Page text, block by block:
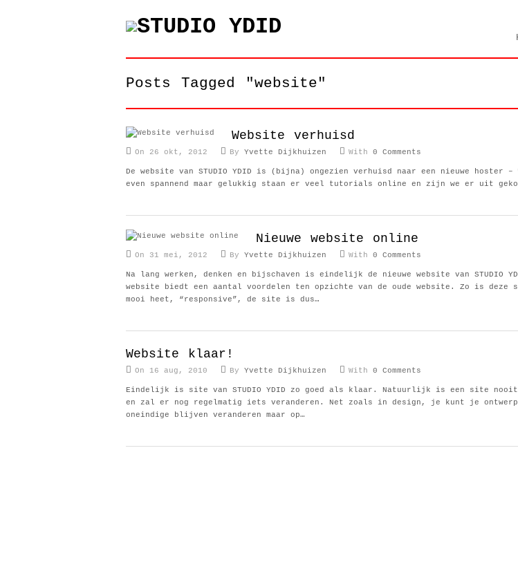
Posts Tagged "website"
Website verhuisd
On 26 okt, 2012 By Yvette Dijkhuizen With 0 Comments
De website van STUDIO YDID is (bijna) ongezien verhuisd naar een nieuwe hoster –
even spannend maar gelukkig staan er veel tutorials online en zijn we er uit
Nieuwe website online
On 31 mei, 2012 By Yvette Dijkhuizen With 0 Comments
Na lang werken, denken en bijschaven is eindelijk de nieuwe website van STUDIO
website biedt een aantal voordelen ten opzichte van de oude website. Zo is
mooi heet, “responsive”, de site is dus…
Website klaar!
On 16 aug, 2010 By Yvette Dijkhuizen With 0 Comments
Eindelijk is site van STUDIO YDID zo goed als klaar. Natuurlijk is een site nooit
en zal er nog regelmatig iets veranderen. Net zoals in design, je kunt je
oneindige blijven veranderen maar op…